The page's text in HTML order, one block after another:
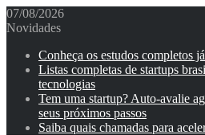
07/08/2026
Novidades
Conheça os estudos completos
Listas completas de startups
tecnologias
Tem uma startup? Auto-avalie
seus próximos passos
Saiba quais chamadas para